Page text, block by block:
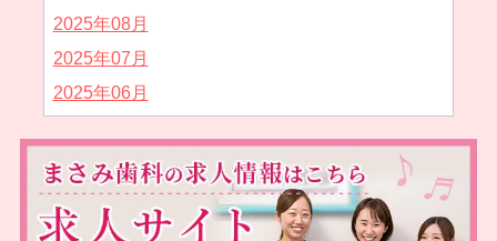
2025年08月
2025年07月
2025年06月
2025年04月
2025年02月
2025年01月